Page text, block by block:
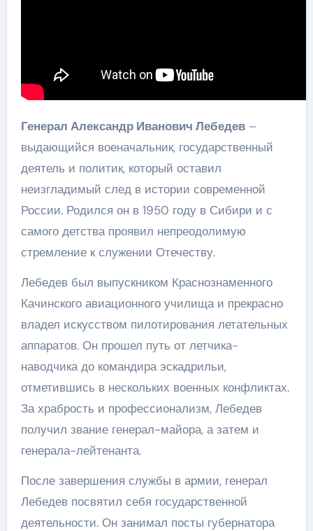
Генерал Александр Иванович Лебедев–
выдающийся военачальник, государственный
деятель и политик, который оставил
неизгладимый след в истории современной
России. Родился он в 1950 году в Сибири и с
самого детства проявил непреодолимую
стремление к служении Отечеству.
Лебедев был выпускником Краснознаменного
Качинского авиационного училища и прекрасно
владел искусством пилотирования летательных
аппаратов. Он прошел путь от летчика-
наводчика до командира эскадрильи,
отметившись в нескольких военных конфликтах.
За храбрость и профессионализм, Лебедев
получил звание генерал-майора, а затем и
генерала-лейтенанта.
После завершения службы в армии, генерал
Лебедев посвятил себя государственной
деятельности. Он занимал посты губернатора